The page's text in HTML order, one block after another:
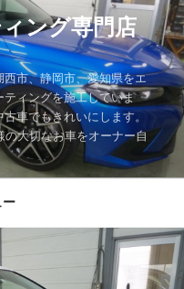
ング専門店
市、静岡市、愛知県をエ
ティングを施工していま
車でもきれいにします。
の大切なお車をオーナー自
ー